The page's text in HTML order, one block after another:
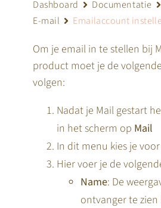
Dashboard Documentatie
E-mail
Emailaccount
Om je email in te stellen bij
product moet je de
volgen:
Nadat je Mail gestart
in het scherm op Mail
In dit menu kies je voor
Hier voer je de
Name: De
ontvanger te